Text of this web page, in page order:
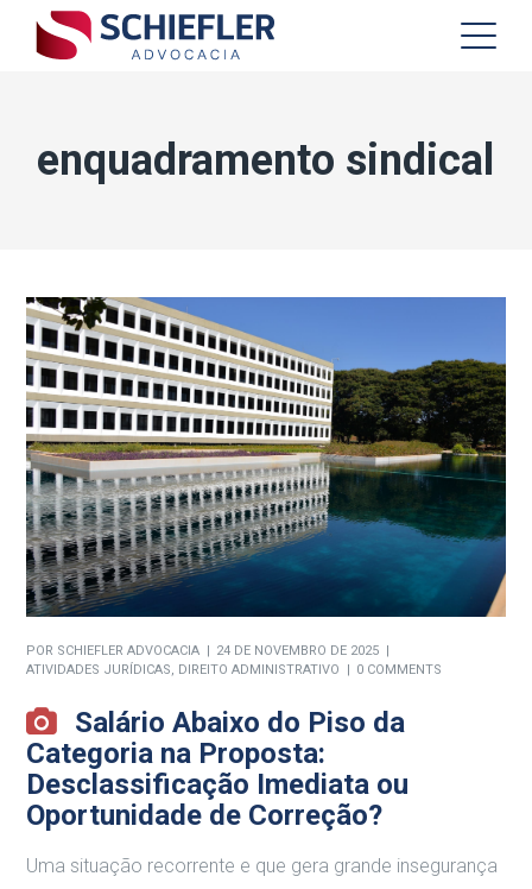
enquadramento sindical
POR SCHIEFLER ADVOCACIA
24 DE NOVEMBRO DE 2025
ATIVIDADES JURÍDICAS, DIREITO ADMINISTRATIVO 0 COMMENTS
Salário Abaixo do Piso da
Categoria na Proposta:
Desclassificação Imediata ou
Oportunidade de Correção?
Uma situação recorrente e que gera grande insegurança